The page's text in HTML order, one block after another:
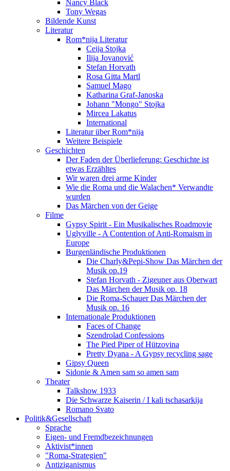
Nancy Black
Tony Wegas
Bildende Kunst
Literatur
Rom*nija Literatur
Ceija Stojka
Ilija Jovanović
Stefan Horvath
Rosa Gitta Martl
Samuel Mago
Katharina Graf-Janoska
Johann "Mongo" Stojka
Mircea Lakatus
International
Literatur über Rom*nija
Weitere Beispiele
Geschichten
Der Faden der Überlieferung: Geschichte ist
etwas Erzähltes
Wir waren drei arme Kinder
Wie die Roma und die Walachen* Verwandte
wurden
Das Märchen von der Geige
Filme
Gypsy Spirit - Ein Musikalisches Roadmovie
Uglyville - A Contention of Anti-Romaism in
Europe
Burgenländische Produktionen
Die Charly&Pepi-Show Das Märchen der
Musik op.19
Stefan Horvath - Zigeuner aus Oberwart
Das Märchen der Musik op. 18
Die Roma-Schauer Das Märchen der
Musik op. 16
Internationale Produktionen
Faces of Change
Szendrolad Confessions
The Pied Piper of Hützovina
Pretty Dyana - A Gypsy recycling sage
Gipsy Queen
Sidonie & Amen sam so amen sam
Theater
Talkshow 1933
Die Schwarze Kaiserin / I kali tschasarkija
Romano Svato
Politik&Gesellschaft
Sprache
Eigen- und Fremdbezeichnungen
Aktivist*innen
"Roma-Strategien"
Antiziganismus